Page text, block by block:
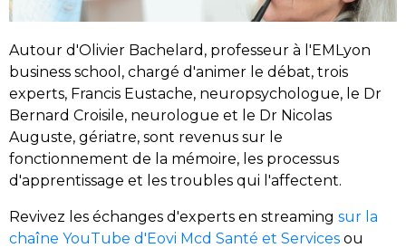
Autour d'Olivier Bachelard, professeur à l'EMLyon
business school, chargé d'animer le débat, trois
experts, Francis Eustache, neuropsychologue, le Dr
Bernard Croisile, neurologue et le Dr Nicolas
Auguste, gériatre, sont revenus sur le
fonctionnement de la mémoire, les processus
d'apprentissage et les troubles qui l'affectent.
Revivez les échanges d'experts en streaming sur la
chaîne YouTube d'Eovi Mcd Santé et Services ou